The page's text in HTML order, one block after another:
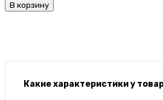
В корзину
Какие характеристики у